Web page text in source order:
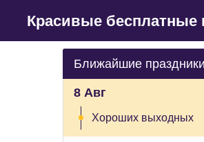
Красивые бесплатные
Ближайшие праздники
8 Авг
Хороших выходных